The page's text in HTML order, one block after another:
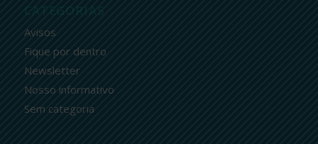
CATEGORIAS
Avisos
Fique por dentro
Newsletter
Nosso informativo
Sem categoria